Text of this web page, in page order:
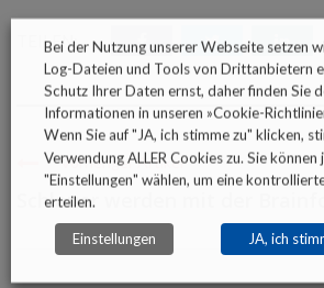
TEILEN:
Vorheriger Artikel
Schlauer werden mit der
Bei der Nutzung unserer Webseite setzen
Log-Dateien und Tools von Drittanbietern
Schutz Ihrer Daten ernst, daher finden Sie
Informationen in unseren »Cookie-
Wenn Sie auf "JA, ich stimme zu" klicken,
Verwendung ALLER Cookies zu. Sie
"Einstellungen" wählen, um eine
erteilen.
Einstellungen JA, ich